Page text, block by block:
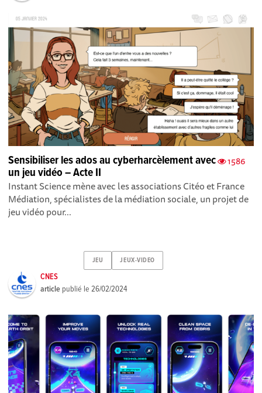
1586
Sensibiliser les ados au cyberharcèlement avec
un jeu vidéo – Acte II
Instant Science mène avec les associations Citéo et France
Médiation, spécialistes de la médiation sociale, un projet de
jeu vidéo pour...
JEU JEUX-VIDEO
CNES
article publié le26/02/2024